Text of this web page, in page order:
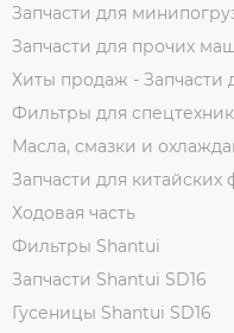
Запчасти для
Запчасти для прочих
Хиты продаж - Запчасти
Фильтры для
Масла, смазки и
Запчасти для китайских
Ходовая часть
Фильтры Shantui
Запчасти Shantui SD16
Гусеницы Shantui SD16